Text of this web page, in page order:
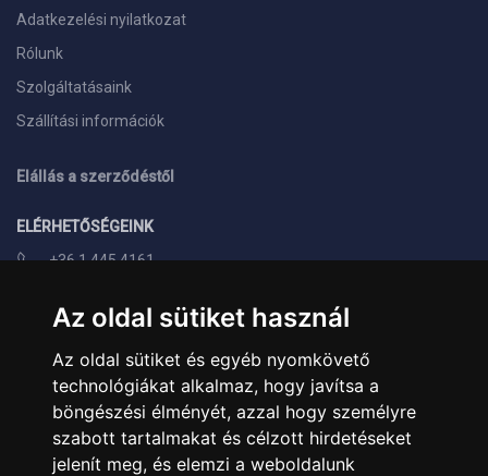
Az oldal sütiket használ
Az oldal sütiket és egyéb nyomkövető
technológiákat alkalmaz, hogy javítsa a
böngészési élményét, azzal hogy személyre
szabott tartalmakat és célzott hirdetéseket
jelenít meg, és elemzi a weboldalunk
Adatkezelési nyilatkozat
Rólunk
Szolgáltatásaink
Szállítási információk
Elállás a szerződéstől
ELÉRHETŐSÉGEINK
+36 1 445 4161
info@landcomputer.hu
1148 Budapest, Nagy Lajos király útja 24.
Nyitvatartás és kapcsolat
PARTNEREINK